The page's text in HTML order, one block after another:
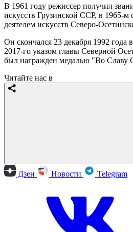
В 1961 году режиссер получил
искусств Грузинской ССР, в 1965-м
деятелем искусств Северо-
Он скончался 23 декабря 1992 года
2017-го указом главы Северной
был награжден медалью "Во Славу
Читайте нас в
Дзен Новости Telegram